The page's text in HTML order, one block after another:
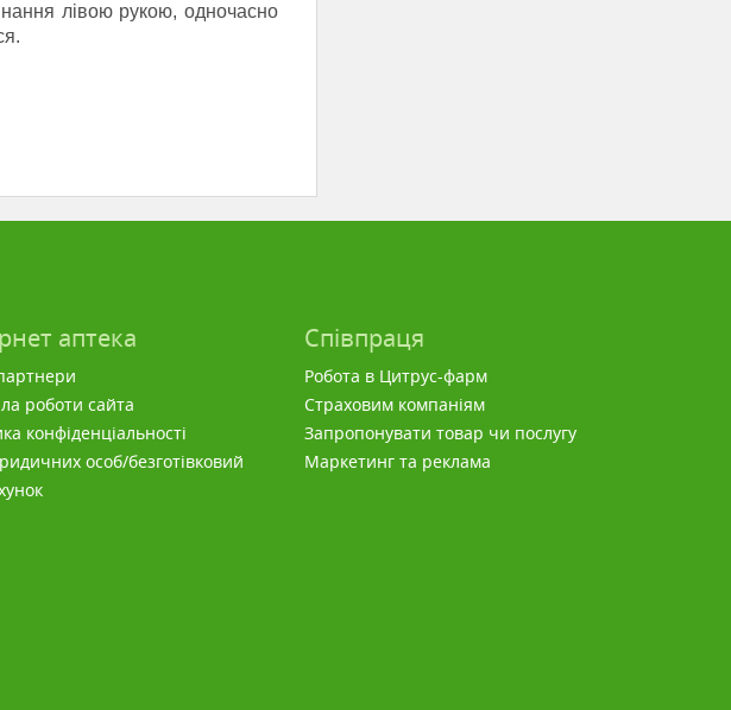
лівою рукою, одночасно
аптека
роботи сайта
конфіденціальності
особ/безготівковий
Співпраця
Робота в Цитрус-фарм
Страховим компаніям
Запропонувати товар чи послугу
Маркетинг та реклама